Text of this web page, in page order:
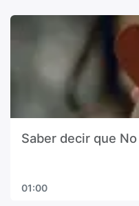
Saber decir que
01:00